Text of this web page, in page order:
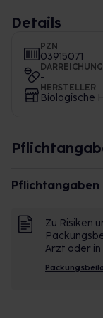
Details
PZN
03915071
-
HERSTELLER
Biologische
Pflichtangaben
Zu Risiken
Arzt oder